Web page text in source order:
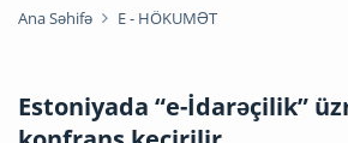
Ana Səhifə E - HÖKUMƏT
Estoniyada “e-İdarəçilik”